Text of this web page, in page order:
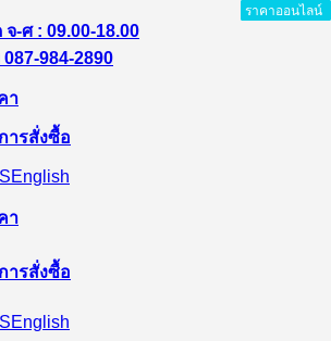
จ-ศ : 09.00-18.00
984-2890
า
ารสั่งซื้อ
English
า
ารสั่งซื้อ
English
ราคาออนไลน์
ราคาออนไลน์
ราคาออนไลน์
ราคาออนไลน์
ราคาออนไลน์
ราคาออนไลน์
ราคาออนไลน์
ราคาออนไลน์
ราคาออนไลน์